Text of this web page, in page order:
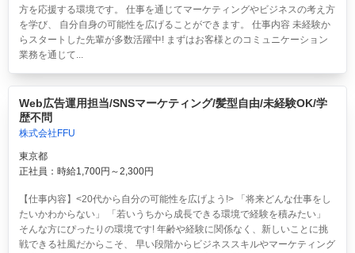
方を応援する環境です。 仕事を通じてマーケティングやビジネスの考え方
を学び、 自分自身の可能性を広げることができます。 仕事内容 未経験か
らスタートした先輩が多数活躍中! まずはお客様とのコミュニケーション
業務を通じて...
Web広告運用担当/SNSマーケティング/髪型自由/未経験OK/学
歴不問
株式会社FFU
東京都
正社員：時給1,700円～2,300円
【仕事内容】<20代から自分の可能性を広げよう!> 「将来どんな仕事をし
たいかわからない」 「若いうちから成長できる環境で経験を積みたい」
そんな方にぴったりの環境です! 年齢や経験に関係なく、新しいことに挑
戦できる社風だからこそ、 早い段階からビジネススキルやマーケティング